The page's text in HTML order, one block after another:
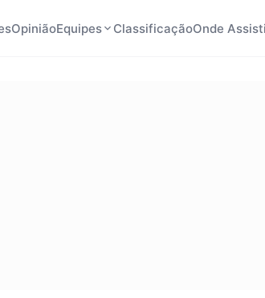
OpiniãoEquipes ClassificaçãoOnde